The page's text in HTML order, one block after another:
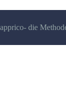
apprico- die